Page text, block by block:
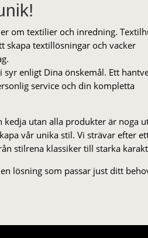
om textilier och inredning.
skapa textillösningar och vacker
syr enligt Dina önskemål. Ett
service och din kompletta
utan alla produkter är noga
vår unika stil. Vi strä­var efter
stil­rena klas­siker till starka
lösning som passar just ditt